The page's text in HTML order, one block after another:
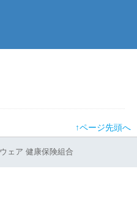
↑ページ先頭へ
ェア 健康保険組合